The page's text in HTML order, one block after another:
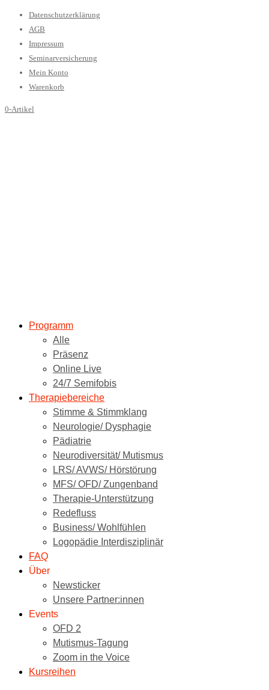
Datenschutzerklärung
AGB
Impressum
Seminarversicherung
Mein Konto
Warenkorb
0-Artikel
Programm
Alle
Präsenz
Online Live
24/7 Semifobis
Therapiebereiche
Stimme & Stimmklang
Neurologie/ Dysphagie
Pädiatrie
Neurodiversität/ Mutismus
LRS/ AVWS/ Hörstörung
MFS/ OFD/ Zungenband
Therapie-Unterstützung
Redefluss
Business/ Wohlfühlen
Logopädie Interdisziplinär
FAQ
Über
Newsticker
Unsere Partner:innen
Events
OFD 2
Mutismus-Tagung
Zoom in the Voice
Kursreihen